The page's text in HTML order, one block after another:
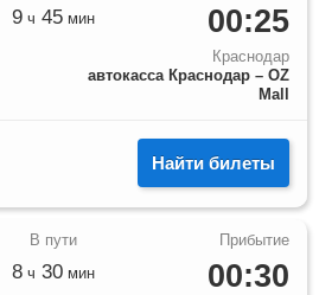
00:25
Краснодар
автокасса Краснодар – OZ
Mall
9 ч 45 мин
Найти билеты
00:30
8 ч 30 мин